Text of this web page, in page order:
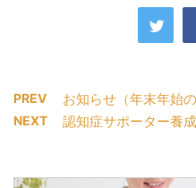
PREV お知らせ（年末年始
NEXT 認知症サポーター養